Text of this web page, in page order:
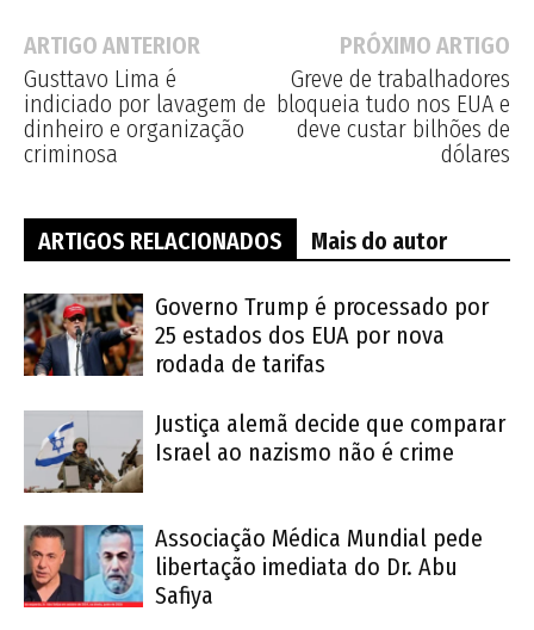
ARTIGO ANTERIOR
Gusttavo Lima é
indiciado por lavagem de
dinheiro e organização
criminosa
PRÓXIMO ARTIGO
Greve de trabalhadores
bloqueia tudo nos EUA e
deve custar bilhões de
dólares
ARTIGOS RELACIONADOS Mais do autor
Governo Trump é processado por
25 estados dos EUA por nova
rodada de tarifas
Justiça alemã decide que comparar
Israel ao nazismo não é crime
Associação Médica Mundial pede
libertação imediata do Dr. Abu
Safiya